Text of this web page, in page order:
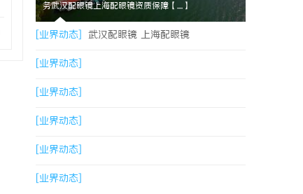
务武汉配眼镜上海配眼镜资质保障【....】
[业界动态] 武汉配眼镜 上海配眼镜
[业界动态]
[业界动态]
[业界动态]
[业界动态]
[业界动态]